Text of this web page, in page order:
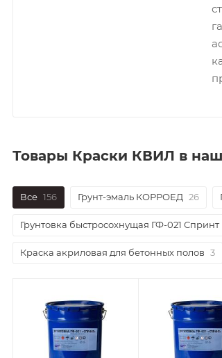
Товары Краски КВИЛ в
Все 156 Грунт-эмаль КОРРОЕД 26
Грунтовка быстросохнущая ГФ-021 Спринт
Краска акриловая для бетонных полов 3